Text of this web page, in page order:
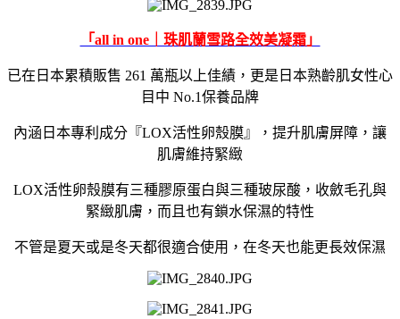
「all in one｜珠肌蘭雪路全效美凝霜」
已在日本累積販售 261 萬瓶以上佳績，更是日本熟齡肌女性心
目中 No.1保養品牌
內涵日本專利成分『LOX活性卵殼膜』，提升肌膚屏障，讓
肌膚維持緊緻
LOX活性卵殼膜有三種膠原蛋白與三種玻尿酸，收斂毛孔與
緊緻肌膚，而且也有鎖水保濕的特性
不管是夏天或是冬天都很適合使用，在冬天也能更長效保濕